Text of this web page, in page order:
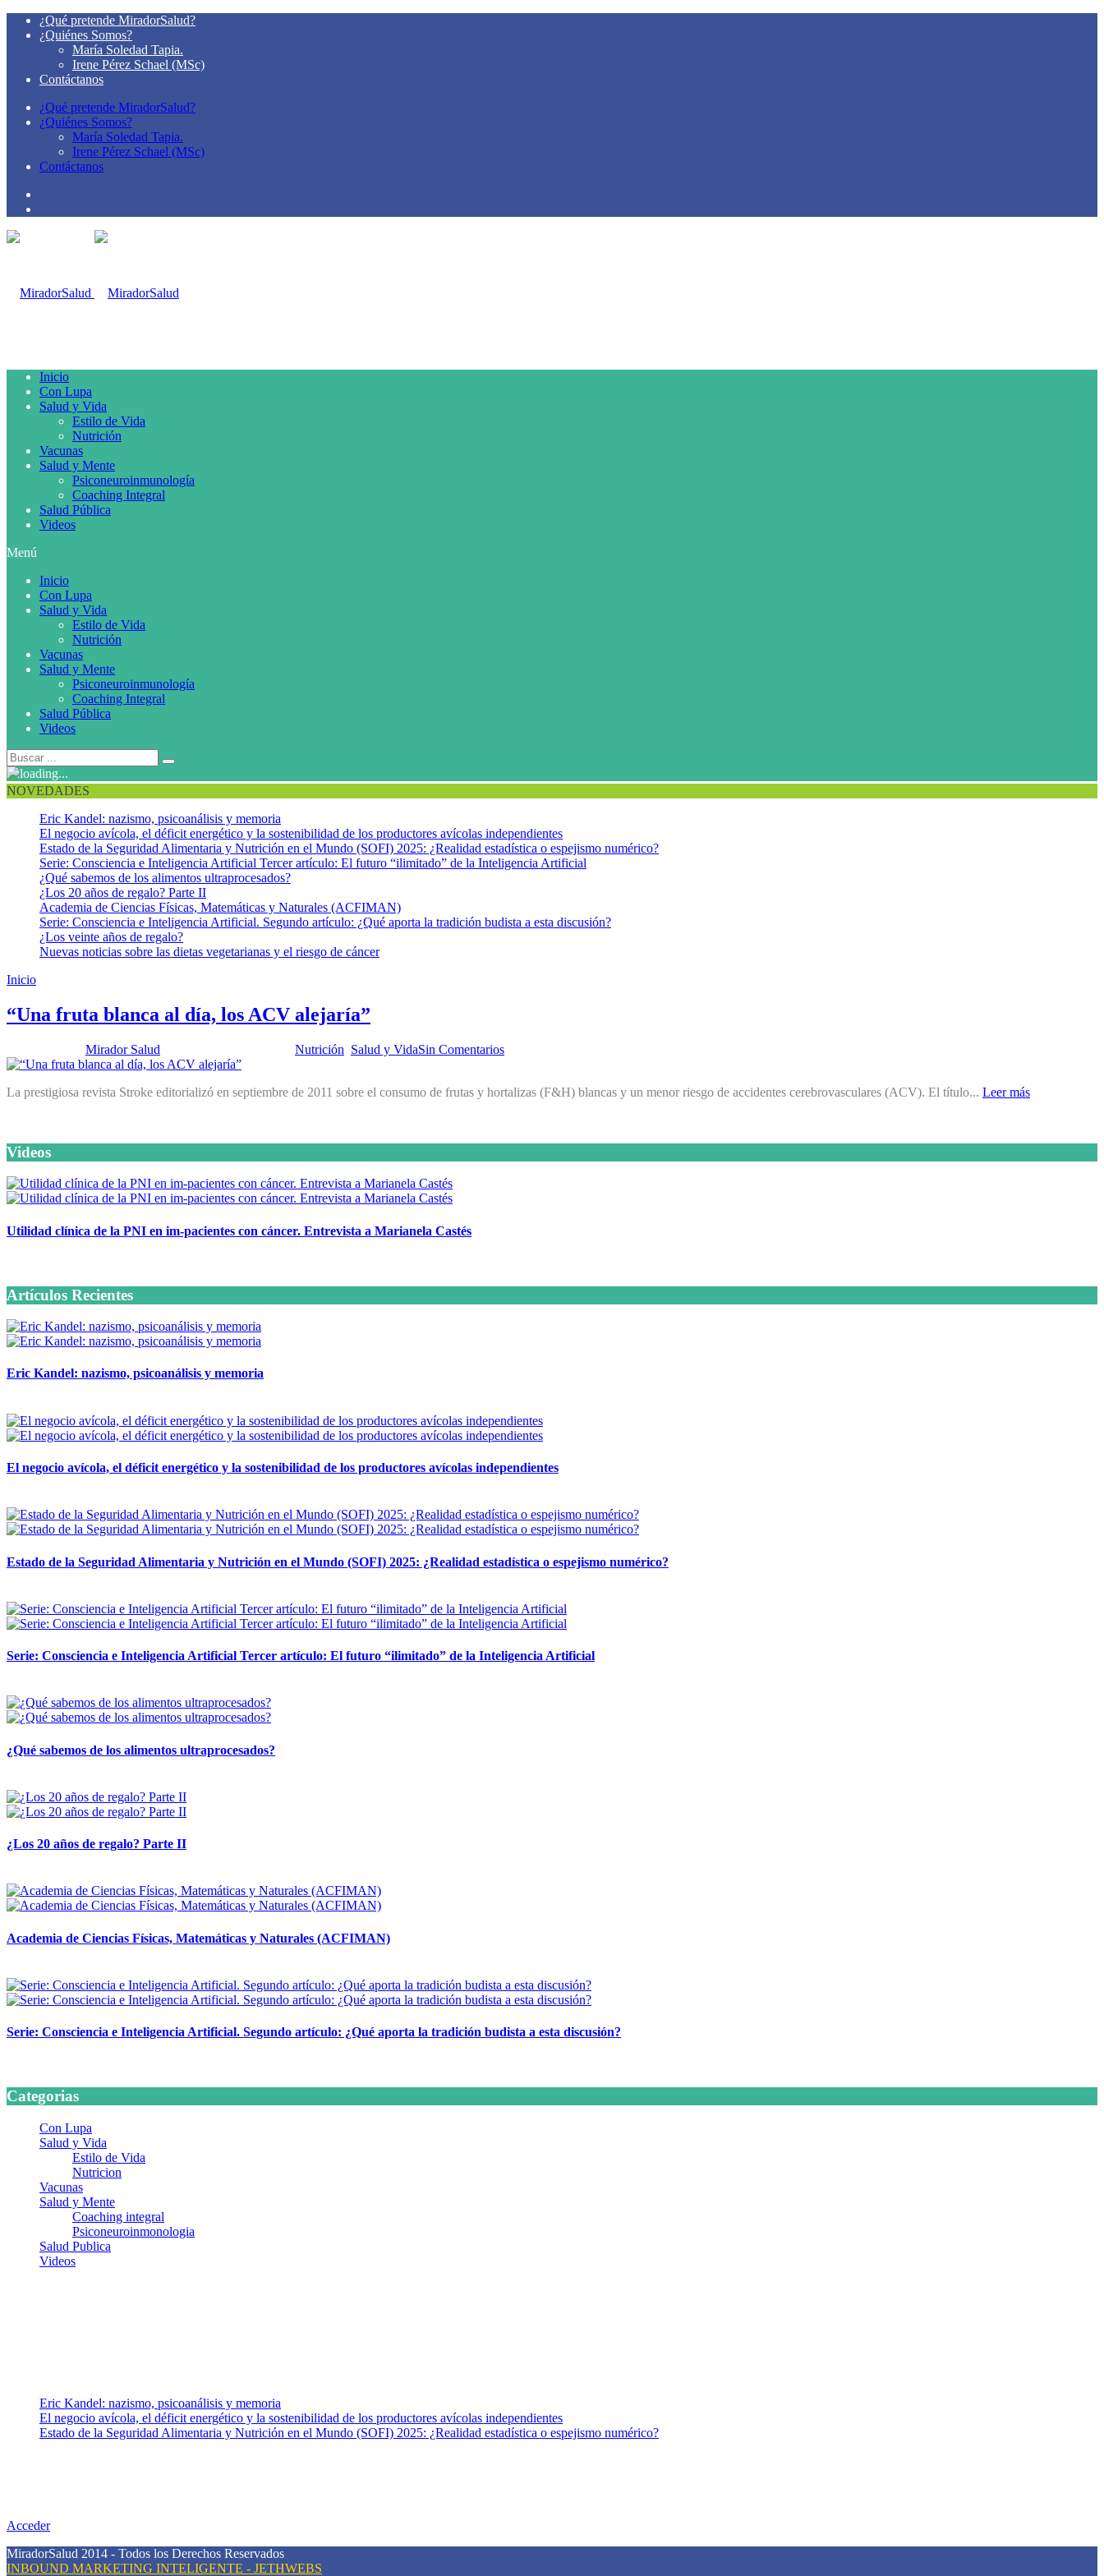
¿Qué pretende MiradorSalud?
¿Quiénes Somos?
María Soledad Tapia.
Irene Pérez Schael (MSc)
Contáctanos
¿Qué pretende MiradorSalud?
¿Quiénes Somos?
María Soledad Tapia.
Irene Pérez Schael (MSc)
Contáctanos
Inicio
Con Lupa
Salud y Vida
Estilo de Vida
Nutrición
Vacunas
Salud y Mente
Psiconeuroinmunología
Coaching Integral
Salud Pública
Videos
Menú
Inicio
Con Lupa
Salud y Vida
Estilo de Vida
Nutrición
Vacunas
Salud y Mente
Psiconeuroinmunología
Coaching Integral
Salud Pública
Videos
NOVEDADES
Eric Kandel: nazismo, psicoanálisis y memoria
El negocio avícola, el déficit energético y la sostenibilidad de los productores avícolas independientes
Estado de la Seguridad Alimentaria y Nutrición en el Mundo (SOFI) 2025: ¿Realidad estadística o espejismo numérico?
Serie: Consciencia e Inteligencia Artificial Tercer artículo: El futuro “ilimitado” de la Inteligencia Artificial
¿Qué sabemos de los alimentos ultraprocesados?
¿Los 20 años de regalo? Parte II
Academia de Ciencias Físicas, Matemáticas y Naturales (ACFIMAN)
Serie: Consciencia e Inteligencia Artificial. Segundo artículo: ¿Qué aporta la tradición budista a esta discusión?
¿Los veinte años de regalo?
Nuevas noticias sobre las dietas vegetarianas y el riesgo de cáncer
Inicio
“Una fruta blanca al día, los ACV alejaría”
Mirador Salud Nutrición Salud y VidaSin Comentarios
La prestigiosa revista Stroke editorializó en septiembre de 2011 sobre el consumo de frutas y hortalizas (F&H) blancas y un menor riesgo de accidentes cerebrovasculares (ACV). El título... Leer más
Videos
Utilidad clínica de la PNI en im-pacientes con cáncer. Entrevista a Marianela Castés
Artículos Recientes
Eric Kandel: nazismo, psicoanálisis y memoria
El negocio avícola, el déficit energético y la sostenibilidad de los productores avícolas independientes
Estado de la Seguridad Alimentaria y Nutrición en el Mundo (SOFI) 2025: ¿Realidad estadística o espejismo numérico?
Serie: Consciencia e Inteligencia Artificial Tercer artículo: El futuro “ilimitado” de la Inteligencia Artificial
¿Qué sabemos de los alimentos ultraprocesados?
¿Los 20 años de regalo? Parte II
Academia de Ciencias Físicas, Matemáticas y Naturales (ACFIMAN)
Serie: Consciencia e Inteligencia Artificial. Segundo artículo: ¿Qué aporta la tradición budista a esta discusión?
Categorias
Con Lupa
Salud y Vida
Estilo de Vida
Nutricion
Vacunas
Salud y Mente
Coaching integral
Psiconeuroinmonologia
Salud Publica
Videos
Eric Kandel: nazismo, psicoanálisis y memoria
El negocio avícola, el déficit energético y la sostenibilidad de los productores avícolas independientes
Estado de la Seguridad Alimentaria y Nutrición en el Mundo (SOFI) 2025: ¿Realidad estadística o espejismo numérico?
Acceder
MiradorSalud 2014 - Todos los Derechos Reservados
INBOUND MARKETING INTELIGENTE - JETHWEBS